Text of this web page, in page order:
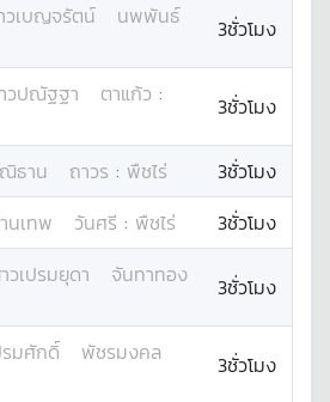
วเบญจรัตน์
นพพันธ์
3ชั่วโมง
วปณัฐฐา ตาแก้ว :
3ชั่วโมง
ธาน ถาวร : พืชไร่
3ชั่วโมง
นเทพ วันศรี : พืชไร่
3ชั่วโมง
วเปรมยุดา
จันทาทอง
3ชั่วโมง
รมศักดิ์
พัชรมงคล
3ชั่วโมง